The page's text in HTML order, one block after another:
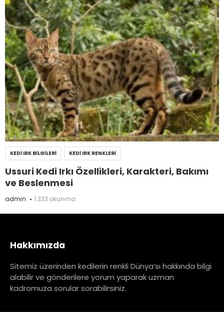
KEDI IRK BILGILERI KEDI IRK RENKLERI
Ussuri Kedi Irkı Özellikleri, Karakteri, Bakımı
ve Beslenmesi
admin 1.333 okunma
Hakkımızda
Sitemiz üzerinden kedilerin renkli Dünya’sı hakkında bilgi
alabilir ve gönderilere yorum yaparak uzman
kadromuza sorular sorabilirsiniz.